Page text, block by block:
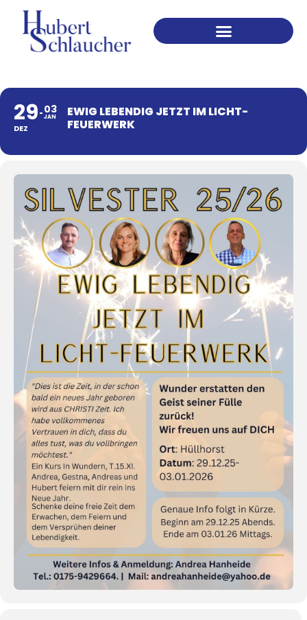
29
DEZ
03
JAN
EWIG LEBENDIG JETZT IM LICHT-
FEUERWERK